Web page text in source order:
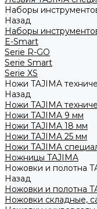
Наборы
Назад
Наборы
E-Smart
Serie R-GO
Serie Smart
Serie XS
Ножи TAJIMA
Назад
Ножи TAJIMA
Ножи TAJIMA 9 мм
Ножи TAJIMA 18 мм
Ножи TAJIMA 25 мм
Ножи TAJIMA
Ножницы TAJIMA
Ножовки и полотна
Назад
Ножовки и полотна
Ножовки складные,